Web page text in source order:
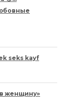
seks kayf
женщину»